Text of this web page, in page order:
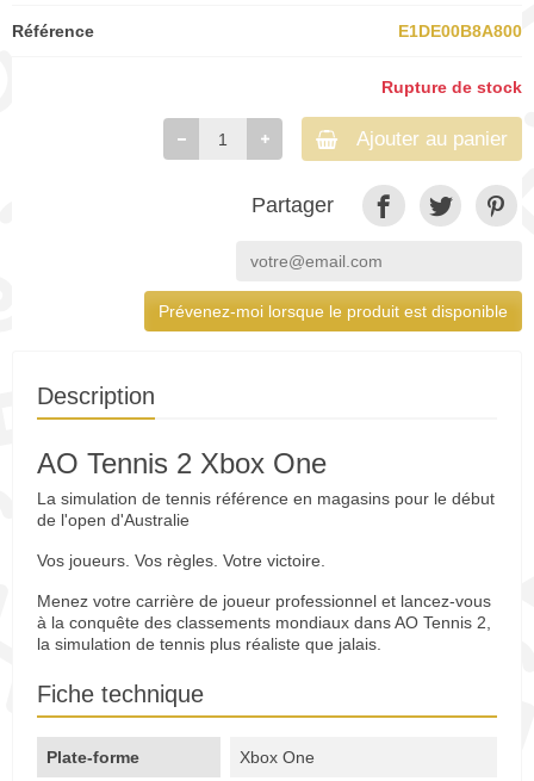
Référence E1DE00B8A800
Rupture de stock
Ajouter au panier
Partager
Prévenez-moi lorsque le produit est disponible
Description
AO Tennis 2 Xbox One
La simulation de tennis référence en magasins pour le début
de l'open d'Australie
Vos joueurs. Vos règles. Votre victoire.
Menez votre carrière de joueur professionnel et lancez-vous
à la conquête des classements mondiaux dans AO Tennis 2,
la simulation de tennis plus réaliste que jalais.
Fiche technique
Plate-forme Xbox One